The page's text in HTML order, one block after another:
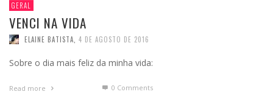
GERAL
VENCI NA VIDA
ELAINE BATISTA 4 DE AGOSTO DE 2016
Sobre o dia mais feliz da minha vida:
Read more 0 Comments